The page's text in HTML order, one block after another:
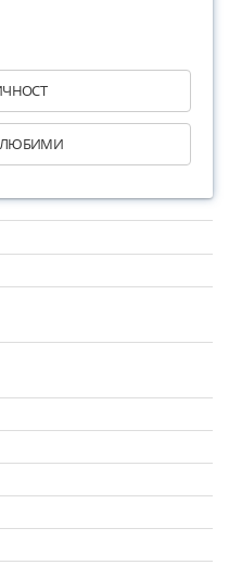
ЛЮБИМИ